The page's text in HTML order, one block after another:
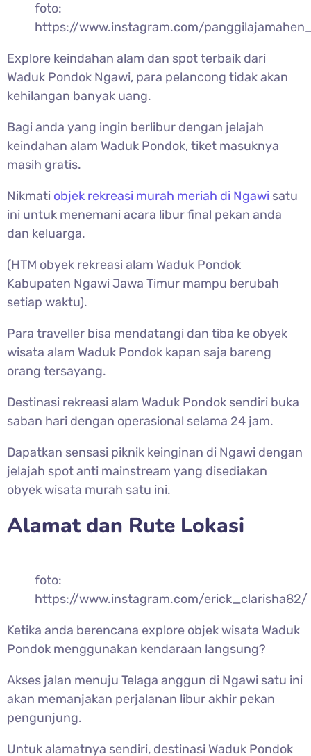
foto:
https://www.instagram.com/
Explore keindahan alam dan spot terbaik dari
Waduk Pondok Ngawi, para pelancong tidak akan
kehilangan banyak uang.
Bagi anda yang ingin berlibur dengan jelajah
keindahan alam Waduk Pondok, tiket masuknya
masih gratis.
Nikmati objek rekreasi murah meriah di Ngawi satu
ini untuk menemani acara libur final pekan anda
dan keluarga.
(HTM obyek rekreasi alam Waduk Pondok
Kabupaten Ngawi Jawa Timur mampu berubah
setiap waktu).
Para traveller bisa mendatangi dan tiba ke obyek
wisata alam Waduk Pondok kapan saja bareng
orang tersayang.
Destinasi rekreasi alam Waduk Pondok sendiri buka
saban hari dengan operasional selama 24 jam.
Dapatkan sensasi piknik keinginan di Ngawi dengan
jelajah spot anti mainstream yang disediakan
obyek wisata murah satu ini.
Alamat dan Rute Lokasi
foto:
https://www.instagram.com/erick_clarisha82/
Ketika anda berencana explore objek wisata Waduk
Pondok menggunakan kendaraan langsung?
Akses jalan menuju Telaga anggun di Ngawi satu ini
akan memanjakan perjalanan libur akhir pekan
pengunjung.
Untuk alamatnya sendiri, destinasi Waduk Pondok